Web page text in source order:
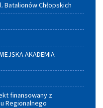
Batalionów Chłopskich
AKADEMIA
finansowany z
Regionalnego